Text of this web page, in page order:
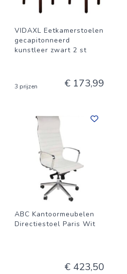
VIDAXL Eetkamerstoelen
gecapitonneerd
kunstleer zwart 2 st
3 prijzen € 173,99
ABC Kantoormeubelen
Directiestoel Paris Wit
€ 423,50